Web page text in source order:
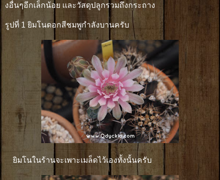
งอื่นๆอีกเล็กน้อย เเละวัสดุปลูกรวมถึงกระถาง
รูปที่ 1 ยิมโนดอกสีชมพูกำลังบานครับ
ยิมโนในร้านจะเพาะเมล็ดไว้เองทั้งนั้นครับ